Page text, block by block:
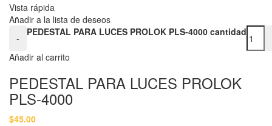
Vista rápida
Añadir a la lista de deseos
-
PEDESTAL PARA LUCES PROLOK PLS-4000 cantidad
Añadir al carrito
PEDESTAL PARA LUCES PROLOK
PLS-4000
$45.00